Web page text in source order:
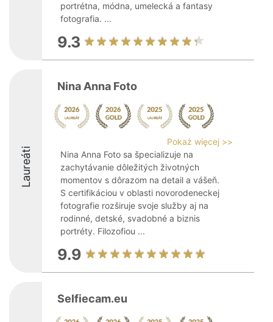
portrétna, módna, umelecká a fantasy
fotografia. ...
9.3
Laureáti
Nina Anna Foto
Pokaż więcej >>
Nina Anna Foto sa špecializuje na
zachytávanie dôležitých životných
momentov s dôrazom na detail a vášeň.
S certifikáciou v oblasti novorodeneckej
fotografie rozširuje svoje služby aj na
rodinné, detské, svadobné a biznis
portréty. Filozofiou ...
9.9
Selfiecam.eu